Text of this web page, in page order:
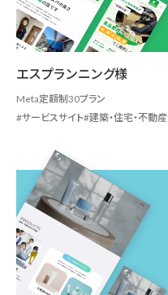
エスプランニング様
Meta定額制30プラン
サービスサイト 建築・住宅・不動産